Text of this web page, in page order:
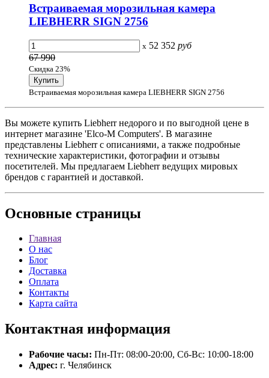
Встраиваемая морозильная камера
LIEBHERR SIGN 2756
x 52 352 руб
67 990
Скидка 23%
Встраиваемая морозильная камера LIEBHERR SIGN 2756
Вы можете купить Liebherr недорого и по выгодной цене в
интернет магазине 'Elco-M Computers'. В магазине
представлены Liebherr с описаниями, а также подробные
технические характеристики, фотографии и отзывы
посетителей. Мы предлагаем Liebherr ведущих мировых
брендов с гарантией и доставкой.
Основные страницы
Главная
О нас
Блог
Доставка
Оплата
Контакты
Карта сайта
Контактная информация
Рабочие часы: Пн-Пт: 08:00-20:00, Сб-Вс: 10:00-18:00
Адрес: г. Челябинск